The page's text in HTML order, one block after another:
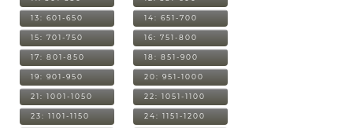
13: 601-650 14: 651-700
15: 701-750 16: 751-800
17: 801-850 18: 851-900
19: 901-950 20: 951-1000
21: 1001-1050 22: 1051-1100
23: 1101-1150 24: 1151-1200